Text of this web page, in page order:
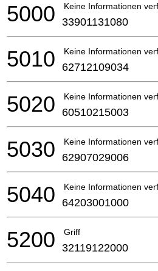
Keine Informationen
5000 33901131080
Keine Informationen
5010 62712109034
Keine Informationen
5020 60510215003
Keine Informationen
5030 62907029006
Keine Informationen
5040 64203001000
Griff
5200 32119122000